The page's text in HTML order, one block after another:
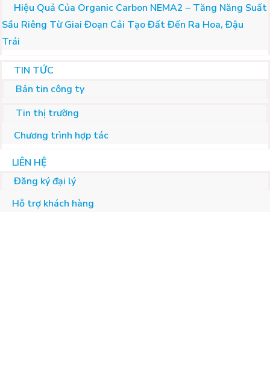
Hiệu Quả Của Organic Carbon NEMA2 – Tăng Năng Suất
Sầu Riêng Từ Giai Đoạn Cải Tạo Đất Đến Ra Hoa, Đậu
Trái
TIN TỨC
Bản tin công ty
Tin thị trường
Chương trình hợp tác
LIÊN HỆ
Đăng ký đại lý
Hỗ trợ khách hàng